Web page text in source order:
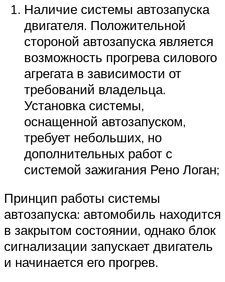
Наличие системы автозапуска
двигателя. Положительной
стороной автозапуска является
возможность прогрева силового
агрегата в зависимости от
требований владельца.
Установка системы,
оснащенной автозапуском,
требует небольших, но
дополнительных работ с
системой зажигания Рено Логан;
Принцип работы системы
автозапуска: автомобиль находится
в закрытом состоянии, однако блок
сигнализации запускает двигатель
и начинается его прогрев.